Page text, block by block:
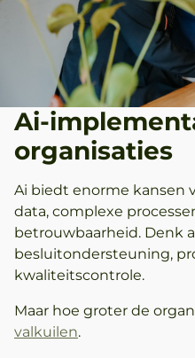
Ai-
organisaties
Ai biedt enorme kansen
data, complexe
betrouwbaarheid. Denk
besluitondersteuning,
kwaliteitscontrole.
Maar hoe groter de
valkuilen.